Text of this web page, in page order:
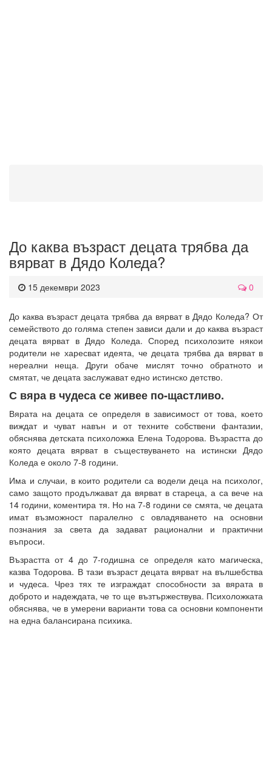
До каква възраст децата трябва да
вярват в Дядо Коледа?
15 декември 2023 0
До каква възраст децата трябва да вярват в Дядо Коледа? От
семейството до голяма степен зависи дали и до каква възраст
децата вярват в Дядо Коледа. Според психолозите някои
родители не харесват идеята, че децата трябва да вярват в
нереални неща. Други обаче мислят точно обратното и
смятат, че децата заслужават едно истинско детство.
С вяра в чудеса се живее по-щастливо.
Вярата на децата се определя в зависимост от това, което
виждат и чуват навън и от техните собствени фантазии,
обяснява детската психоложка Елена Тодорова. Възрастта до
която децата вярват в съществуването на истински Дядо
Коледа е около 7-8 години.
Има и случаи, в които родители са водели деца на психолог,
само защото продължават да вярват в стареца, а са вече на
14 години, коментира тя. Но на 7-8 години се смята, че децата
имат възможност паралелно с овладяването на основни
познания за света да задават рационални и практични
въпроси.
Възрастта от 4 до 7-годишна се определя като магическа,
казва Тодорова. В тази възраст децата вярват на вълшебства
и чудеса. Чрез тях те изграждат способности за вярата в
доброто и надеждата, че то ще възтържествува. Психоложката
обяснява, че в умерени варианти това са основни компоненти
на една балансирана психика.